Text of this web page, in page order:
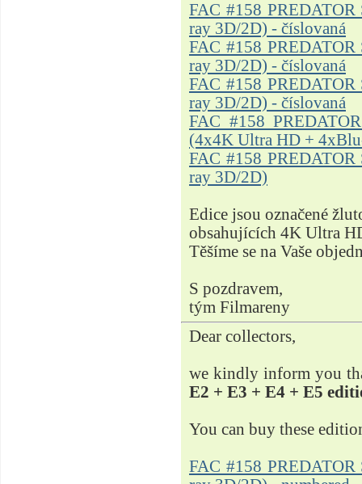
FAC #158
ray 3D/2D) - číslovaná
FAC #158
ray 3D/2D) - číslovaná
FAC #158
ray 3D/2D) - číslovaná
FAC #158
(4x4K Ultra HD +
FAC #158
ray 3D/2D)
Edice jsou označené
obsahujících 4K Ultra
Těšíme se na Vaše
S pozdravem,
tým Filmareny
Dear collectors,
we kindly inform you
E2 + E3 + E4 + E5
You can buy these
FAC #158